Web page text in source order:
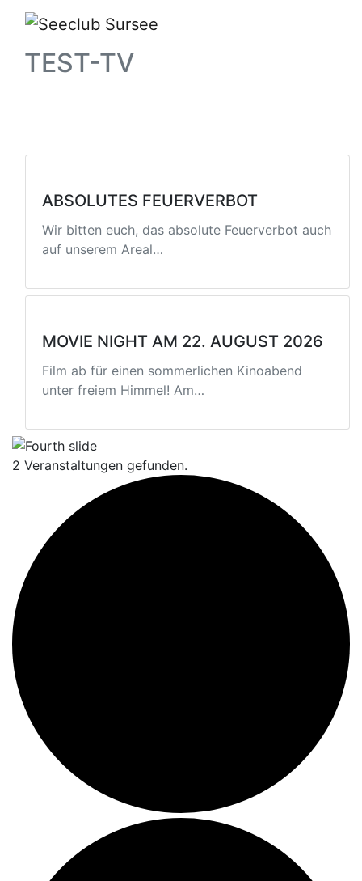
TEST-TV
ABSOLUTES FEUERVERBOT
Wir bitten euch, das absolute Feuerverbot auch
auf unserem Areal…
MOVIE NIGHT AM 22. AUGUST 2026
Film ab für einen sommerlichen Kinoabend
unter freiem Himmel! Am…
2 Veranstaltungen gefunden.